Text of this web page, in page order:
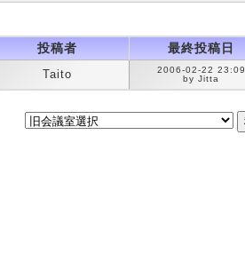
投稿者
最終投稿日
Taito
2006-02-22 23:09
by Jitta